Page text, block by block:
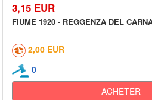
3,15 EUR
FIUME 1920 - REGGENZA DEL
2,00 EUR
0
ACHETER